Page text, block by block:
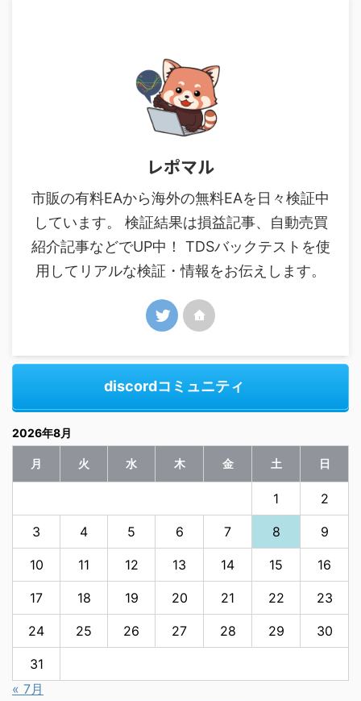
レポマル
市販の有料EAから海外の無料EAを日々検証中
しています。 検証結果は損益記事、自動売買
紹介記事などでUP中！ TDSバックテストを使
用してリアルな検証・情報をお伝えします。
discordコミュニティ
2026年8月
月 火 水 木 金 土 日
1 2
3 4 5 6 7 8 9
10 11 12 13 14 15 16
17 18 19 20 21 22 23
24 25 26 27 28 29 30
31
« 7月